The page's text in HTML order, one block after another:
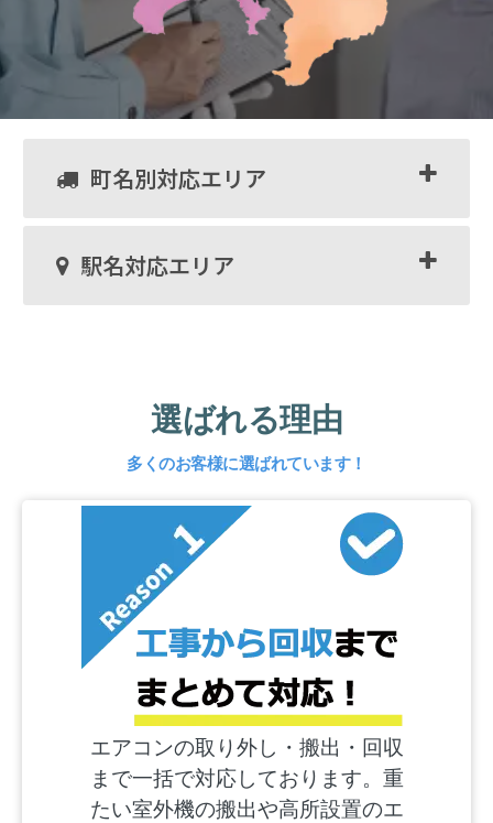
町名別対応エリア
駅名対応エリア
選ばれる理由
多くのお客様に選ばれています！
エアコンの取り外し・搬出・回収
まで一括で対応しております。重
たい室外機の搬出や高所設置のエ